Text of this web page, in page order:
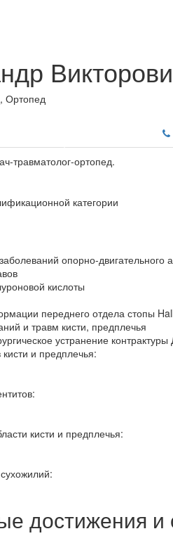
Ортопед
травматолог-ортопед.
категории
опорно-двигательного
кислоты
переднего отдела стопы
и травм кисти, предплечья
устранение
и предплечья:
кисти и предплечья:
достижения и